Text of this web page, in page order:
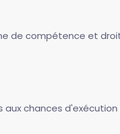
de compétence et
chances d'exécution